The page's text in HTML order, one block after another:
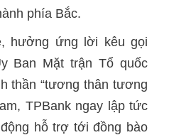
phía Bắc.
hưởng ứng lời kêu gọi
Ban Mặt trận Tổ quốc
thần “tương thân tương
TPBank ngay lập tức
hỗ trợ tới đồng bào